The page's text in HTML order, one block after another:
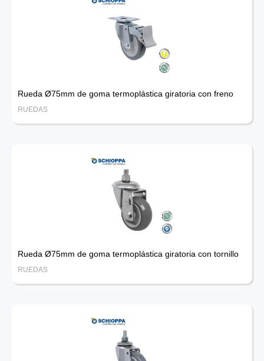
Rueda Ø75mm de goma termoplástica giratoria con freno
RUEDAS
Rueda Ø75mm de goma termoplástica giratoria con tornillo
RUEDAS